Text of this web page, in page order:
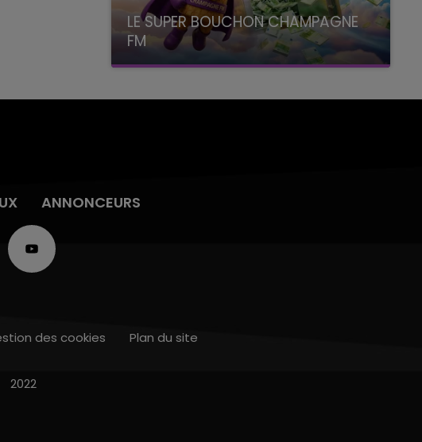
LE SUPER BOUCHON CHAMPAGNE
FM
avec La Famille Champagne FM, à 8H10
ANNONCEURS
des cookies Plan du site
2022